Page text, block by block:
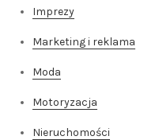
Imprezy
Marketing i reklama
Moda
Motoryzacja
Nieruchomości